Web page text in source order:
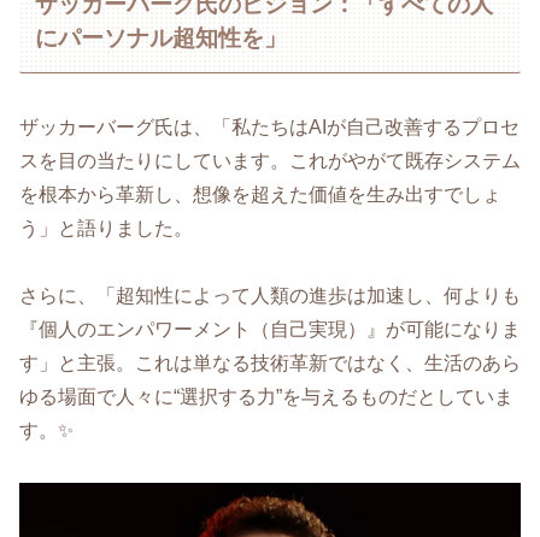
にパーソナル超知性を」
ザッカーバーグ氏は、「私たちはAIが自己改善するプロセ
スを目の当たりにしています。これがやがて既存システム
を根本から革新し、想像を超えた価値を生み出すでしょ
う」と語りました。
さらに、「超知性によって人類の進歩は加速し、何よりも
『個人のエンパワーメント（自己実現）』が可能になりま
す」と主張。これは単なる技術革新ではなく、生活のあら
ゆる場面で人々に“選択する力”を与えるものだとしていま
す。✨